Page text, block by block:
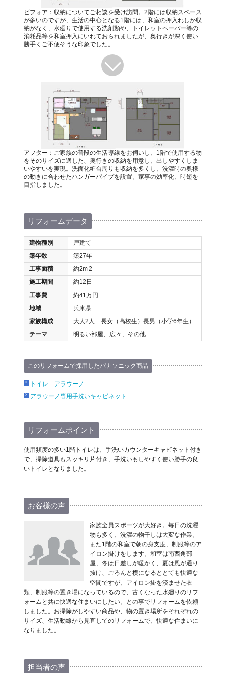
ビフォア：収納についてご相談を受け訪問。2階には収納スペース
が多いのですが、生活の中心となる1階には、和室の押入れしか収
納がなく、水廻りで使用する洗剤類や、トイレットペーパー等の
消耗品等を和室押入にいれておられましたが、奥行きが深く使い
勝手くご不便そうな印象でした。
アフター：ご家族の普段の生活導線をお伺いし、1階で使用する物
をそのサイズに適した、奥行きの収納を用意し、出しやすくしま
いやすいを実現。洗面化粧台周りも収納を多くし、洗濯時の奥様
の動きに合わせたハンガーパイプを設置。家事の効率化、時短を
目指しました。
リフォームデータ
建物種別
戸建て
築年数
築27年
工事面積
約2m2
施工期間
約12日
工事費
約41万円
地域
兵庫県
家族構成
大人2人 長女（高校生）長男（小学6年生）
テーマ
明るい部屋、広々、その他
このリフォームで採用したパナソニック商品
トイレ アラウーノ
アラウーノ専用手洗いキャビネット
リフォームポイント
使用頻度の多い1階トイレは、手洗いカウンターキャビネット付き
で、掃除道具もスッキリ片付き、手洗いもしやすく使い勝手の良
いトイレとなりました。
お客様の声
家族全員スポーツが大好き。毎日の洗濯
物も多く、洗濯の物干しは大変な作業。
また1階の和室で朝の身支度、制服等のア
イロン掛けをします。和室は南西角部
屋、冬は日差しが暖かく、夏は風が通り
抜け、ごろんと横になるととても快適な
空間ですが、アイロン掛を済ませた衣
類、制服等の置き場になっているので、古くなった水廻りのリフ
ォームと共に快適な住まいにしたい。との事でリフォームを依頼
しました。お掃除がしやすい商品や、物の置き場所をそれぞれの
サイズ、生活動線から見直してのリフォームで、快適な住まいに
なりました。
担当者の声